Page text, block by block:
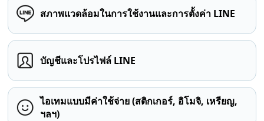
สภาพแวดล้อมในการใช้งานและการตั้งค่า LINE
บัญชีและโปรไฟล์ LINE
ไอเทมแบบมีค่าใช้จ่าย (สติกเกอร์, อิโมจิ, เหรียญ,
ฯลฯ)